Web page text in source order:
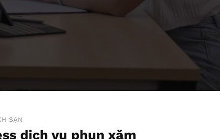
SẠN
dịch vụ phun xăm